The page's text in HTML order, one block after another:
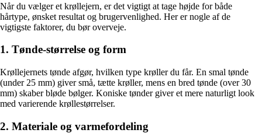
Når du vælger et krøllejern, er det vigtigt at tage højde for både
hårtype, ønsket resultat og brugervenlighed. Her er nogle af de
vigtigste faktorer, du bør overveje.
1. Tønde-størrelse og form
Krøllejernets tønde afgør, hvilken type krøller du får. En smal tønde
(under 25 mm) giver små, tætte krøller, mens en bred tønde (over 30
mm) skaber bløde bølger. Koniske tønder giver et mere naturligt look
med varierende krøllestørrelser.
2. Materiale og varmefordeling